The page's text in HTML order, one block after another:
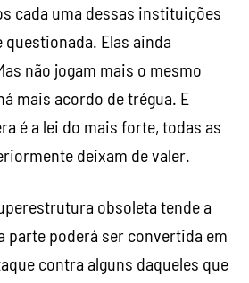
cada uma dessas instituições
Elas ainda
não jogam mais o mesmo
mais acordo de trégua. E
é a lei do mais forte, todas as
deixam de valer.
obsoleta tende a
parte poderá ser convertida em
contra alguns daqueles que